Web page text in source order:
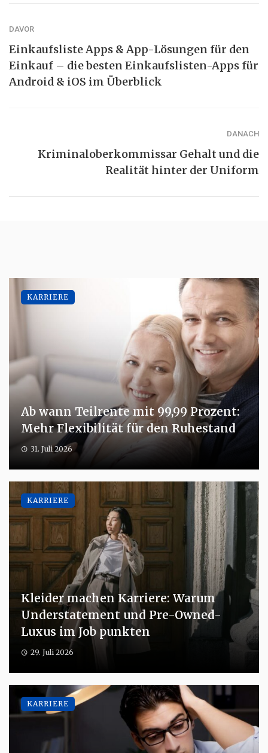
DAVOR
Einkaufsliste Apps & App-Lösungen für den
Einkauf – die besten Einkaufslisten-Apps für
Android & iOS im Überblick
DANACH
Kriminaloberkommissar Gehalt und die
Realität hinter der Uniform
Ab wann Teilrente mit 99,99 Prozent:
Mehr Flexibilität für den Ruhestand
31. Juli 2026
KARRIERE
Kleider machen Karriere: Warum
Understatement und Pre-Owned-
Luxus im Job punkten
29. Juli 2026
KARRIERE
KARRIERE